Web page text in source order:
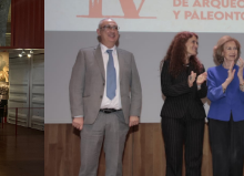
Fundació
Premi
Campanyes